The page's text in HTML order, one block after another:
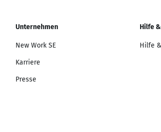
Unternehmen
New Work SE
Karriere
Presse
Hilfe
Hilfe